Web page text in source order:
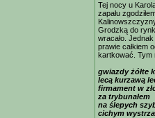
Tej nocy u
zapału
Grodzką do
wracało.
prawie całkiem
kartkować. Tym
gwiazdy żółte
lecą kurzawą
firmament w
za trybunałem
na ślepych
cichym